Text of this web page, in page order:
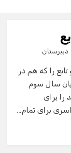
دبیرستان
را که هم در
سال سوم
برای
برای تمام…